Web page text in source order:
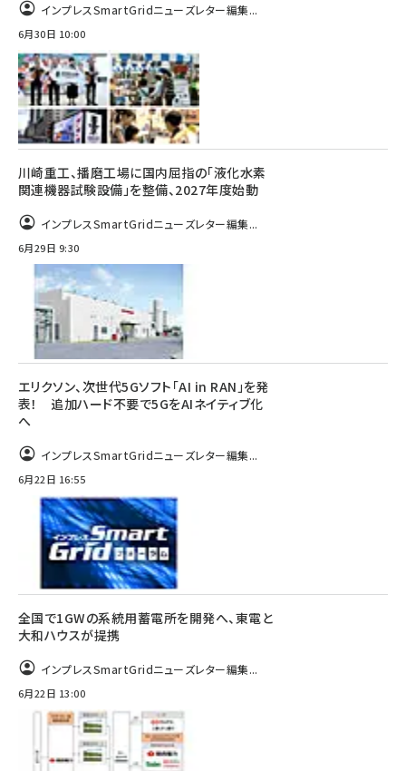
インプレスSmartGridニューズレター編集...
6月30日 10:00
川崎重工、播磨工場に国内屈指の「液化水素
関連機器試験設備」を整備、2027年度始動
インプレスSmartGridニューズレター編集...
6月29日 9:30
エリクソン、次世代5Gソフト「AI in RAN」を発
表！ 追加ハード不要で5GをAIネイティブ化
へ
インプレスSmartGridニューズレター編集...
6月22日 16:55
全国で1GWの系統用蓄電所を開発へ、東電と
大和ハウスが提携
インプレスSmartGridニューズレター編集...
6月22日 13:00